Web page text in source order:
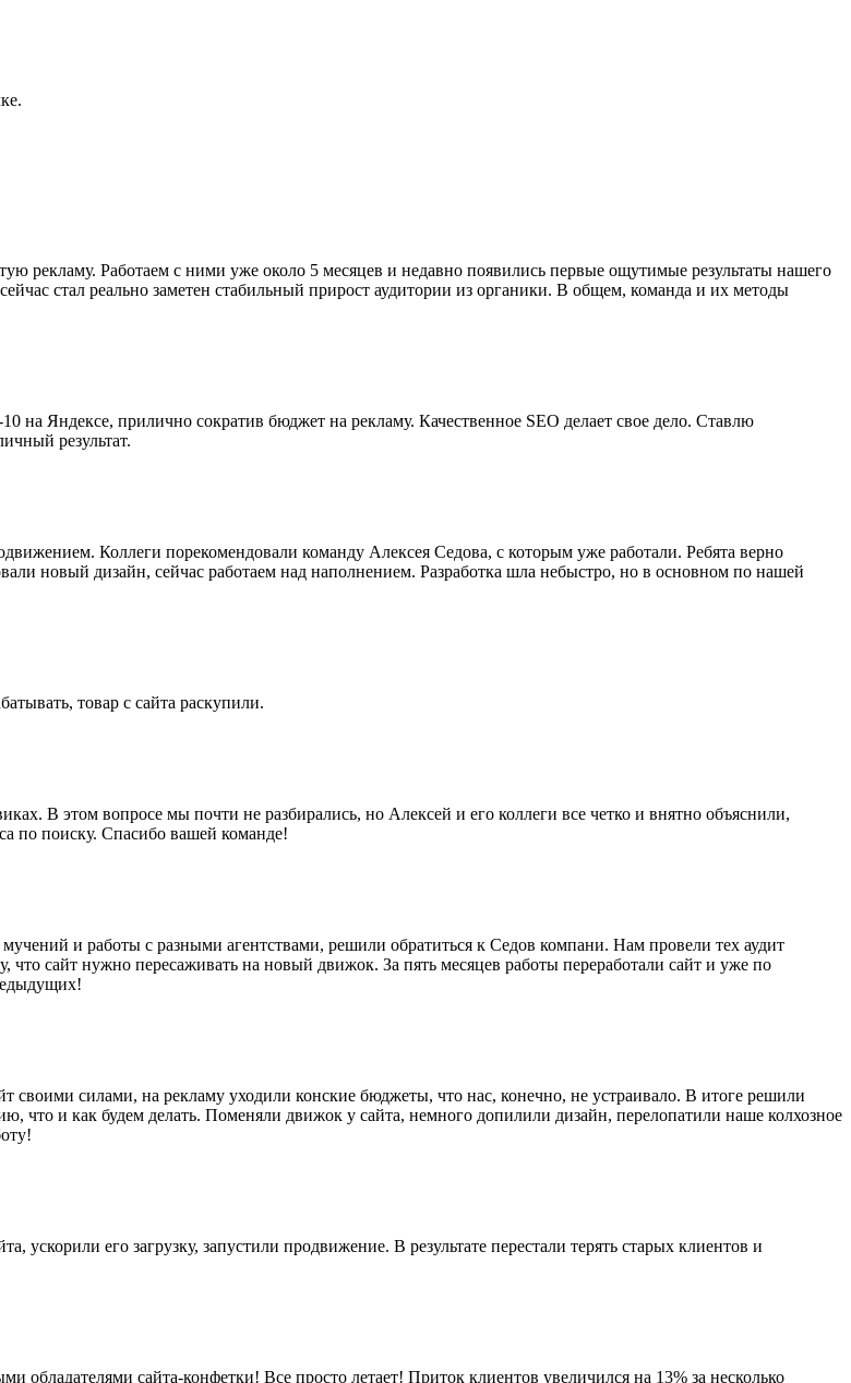
рекламу. Работаем с ними уже около 5 месяцев и недавно появились первые ощутимые результаты нашего
стал реально заметен стабильный прирост аудитории из органики. В общем, команда и их методы
на Яндексе, прилично сократив бюджет на рекламу. Качественное SEO делает свое дело. Ставлю
результат.
Коллеги порекомендовали команду Алексея Седова, с которым уже работали. Ребята верно
новый дизайн, сейчас работаем над наполнением. Разработка шла небыстро, но в основном по нашей
товар с сайта раскупили.
В этом вопросе мы почти не разбирались, но Алексей и его коллеги все четко и внятно объяснили,
по поиску. Спасибо вашей команде!
и работы с разными агентствами, решили обратиться к Седов компани. Нам провели тех аудит
сайт нужно пересаживать на новый движок. За пять месяцев работы переработали сайт и уже по
силами, на рекламу уходили конские бюджеты, что нас, конечно, не устраивало. В итоге решили
что и как будем делать. Поменяли движок у сайта, немного допилили дизайн, перелопатили наше колхозное
ускорили его загрузку, запустили продвижение. В результате перестали терять старых клиентов и
обладателями сайта-конфетки! Все просто летает! Приток клиентов увеличился на 13% за несколько